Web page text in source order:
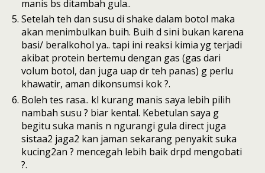
manis bs ditambah gula..
Setelah teh dan susu di shake dalam botol maka
akan menimbulkan buih. Buih d sini bukan karena
basi/ beralkohol ya.. tapi ini reaksi kimia yg terjadi
akibat protein bertemu dengan gas (gas dari
volum botol, dan juga uap dr teh panas) g perlu
khawatir, aman dikonsumsi kok ?.
Boleh tes rasa.. kl kurang manis saya lebih pilih
nambah susu ? biar kental. Kebetulan saya g
begitu suka manis n ngurangi gula direct juga
sistaa2 jaga2 kan jaman sekarang penyakit suka
kucing2an ? mencegah lebih baik drpd mengobati
?.